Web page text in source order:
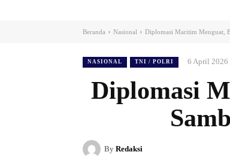
Beranda Nasional Diplomasi Maritim Menguat,
NASIONAL TNI / POLRI 6 April 2026
Diplomasi
By Redaksi